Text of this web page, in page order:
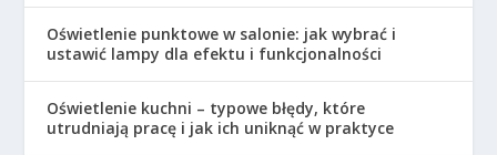
Oświetlenie punktowe w salonie: jak wybrać i
ustawić lampy dla efektu i funkcjonalności
Oświetlenie kuchni – typowe błędy, które
utrudniają pracę i jak ich uniknąć w praktyce